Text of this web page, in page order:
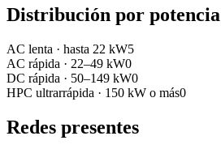
Distribución por potencia
AC lenta · hasta 22 kW5
AC rápida · 22–49 kW0
DC rápida · 50–149 kW0
HPC ultrarrápida · 150 kW o más0
Redes presentes